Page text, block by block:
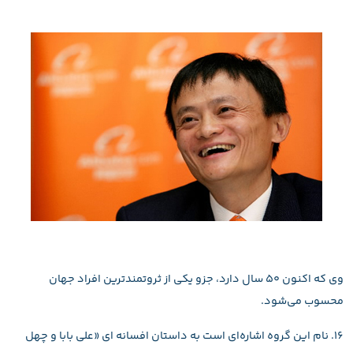
وی که اکنون ۵۰ سال دارد، جزو یکی از ثروتمندترین افراد جهان
محسوب می‌شود.
۱۶. نام این گروه اشاره‌ای است به داستان افسانه ای «علی بابا و چهل